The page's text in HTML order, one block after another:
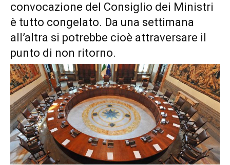
convocazione del Consiglio dei Ministri
è tutto congelato. Da una settimana
all’altra si potrebbe cioè attraversare il
punto di non ritorno.